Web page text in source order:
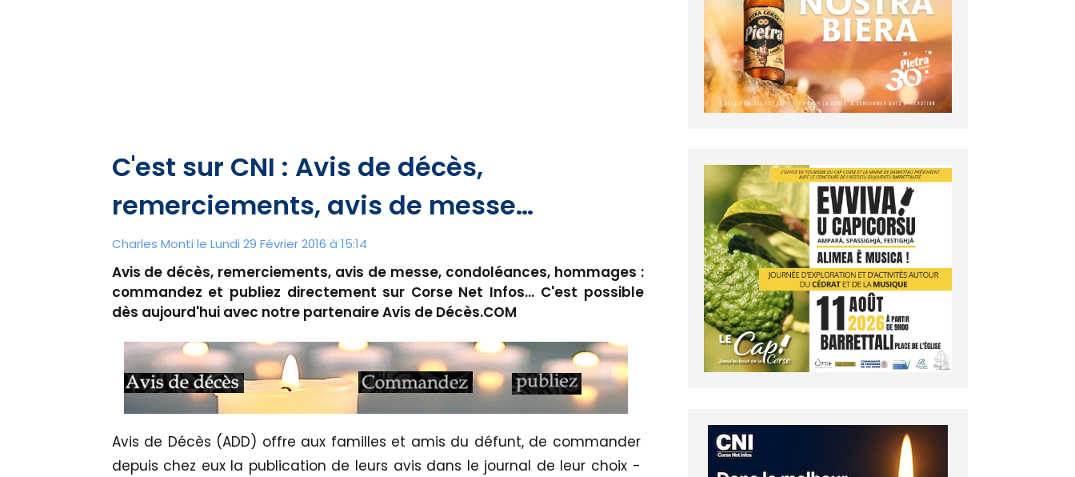
C'est sur CNI : Avis de décès,
remerciements, avis de messe…
Charles Monti le Lundi 29 Février 2016 à 15:14
Avis de décès, remerciements, avis de messe, condoléances, hommages :
commandez et publiez directement sur Corse Net Infos... C'est possible
dès aujourd'hui avec notre partenaire Avis de Décès.COM
Avis de Décès (ADD) offre aux familles et amis du défunt, de commander
depuis chez eux la publication de leurs avis dans le journal de leur choix -